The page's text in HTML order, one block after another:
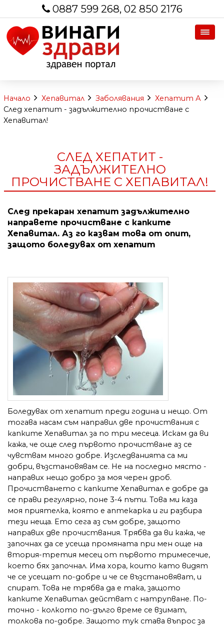
0887 599 268, 02 850 2176
Начало Хепавитал Заболявания
Хепатит А
След хепатит - задължително прочистване с
Хепавитал!
СЛЕД ХЕПАТИТ -
ЗАДЪЛЖИТЕЛНО
ПРОЧИСТВАНЕ С ХЕПАВИТАЛ!
След прекаран хепатит задължително
направете прочистване с капките
Хепавитал. Аз го казвам това от опит,
защото боледувах от хепатит
Боледувах от хепатит преди година и нещо. От
тогава насам съм направил две прочиствания с
капките Хепавитал за по три месеца. Искам да ви
кажа, че още след първото прочистване аз се
чувствам много добре. Изследванията са ми
добри, възстановявам се. Не на последно място -
направих нещо добро за моя черен дроб.
Прочистването с капките Хепавитал е добре да
се прави регулярно, поне 3-4 пъти. Това ми каза
моя приятелка, която е аптекарка и ги разбира
тези неща. Ето сега аз съм добре, защото
направих две прочиствания. Трябва да ви кажа, че
започнах да се усеща промяната при мен още на
втория-третия месец от първото тримесечие,
което бях започнал. Има хора, които като видят
че се усещат по-добре и че се възстановяват, и
спират. Това не трябва да е така, защото
капките Хепавитал действат с натрупване. По-
точно - колкото по-дълго време се взимат,
толкова по-добре. Защото тук става въпрос за